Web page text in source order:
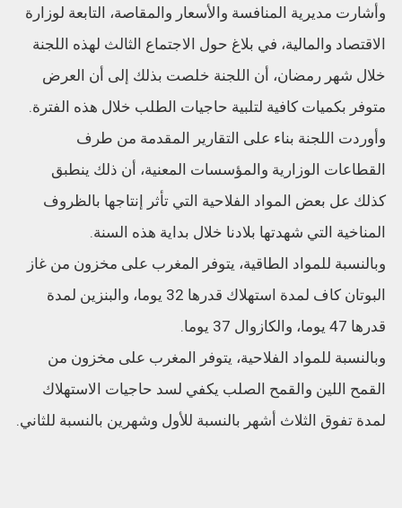
وأشارت مديرية المنافسة والأسعار والمقاصة، التابعة لوزارة
الاقتصاد والمالية، في بلاغ حول الاجتماع الثالث لهذه اللجنة
خلال شهر رمضان، أن اللجنة خلصت بذلك إلى أن العرض
متوفر بكميات كافية لتلبية حاجيات الطلب خلال هذه الفترة.
وأوردت اللجنة بناء على التقارير المقدمة من طرف
القطاعات الوزارية والمؤسسات المعنية، أن ذلك ينطبق
كذلك عل بعض المواد الفلاحية التي تأثر إنتاجها بالظروف
المناخية التي شهدتها بلادنا خلال بداية هذه السنة.
وبالنسبة للمواد الطاقية، يتوفر المغرب على مخزون من غاز
البوتان كاف لمدة استهلاك قدرها 32 يوما، والبنزين لمدة
قدرها 47 يوما، والكازوال 37 يوما.
وبالنسبة للمواد الفلاحية، يتوفر المغرب على مخزون من
القمح اللين والقمح الصلب يكفي لسد حاجيات الاستهلاك
لمدة تفوق الثلاث أشهر بالنسبة للأول وشهرين بالنسبة للثاني.